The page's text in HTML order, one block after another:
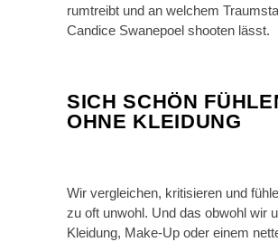
rumtreibt und an welchem
Candice Swanepoel shooten lässt.
SICH SCHÖN
OHNE KLEIDUNG
Wir vergleichen, kritisieren und
zu oft unwohl. Und das obwohl wir
Kleidung, Make-Up oder einem